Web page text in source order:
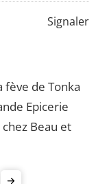
Signaler
fève de Tonka
Epicerie
Beau et